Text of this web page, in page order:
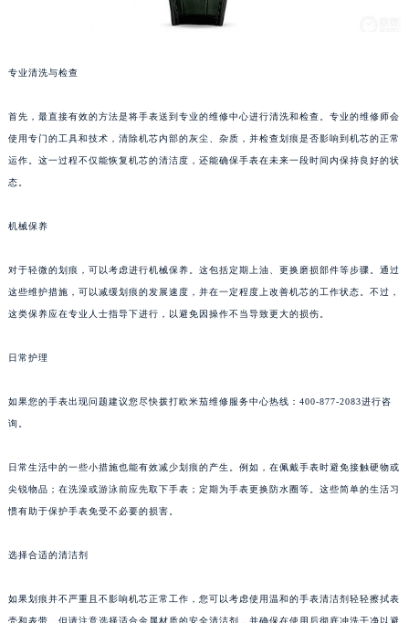
专业清洗与检查
首先，最直接有效的方法是将手表送到专业的维修中心进行清洗和检查。专业的维修师会
使用专门的工具和技术，清除机芯内部的灰尘、杂质，并检查划痕是否影响到机芯的正常
运作。这一过程不仅能恢复机芯的清洁度，还能确保手表在未来一段时间内保持良好的状
态。
机械保养
对于轻微的划痕，可以考虑进行机械保养。这包括定期上油、更换磨损部件等步骤。通过
这些维护措施，可以减缓划痕的发展速度，并在一定程度上改善机芯的工作状态。不过，
这类保养应在专业人士指导下进行，以避免因操作不当导致更大的损伤。
日常护理
如果您的手表出现问题建议您尽快拨打欧米茄维修服务中心热线：400-877-2083进行咨
询。
日常生活中的一些小措施也能有效减少划痕的产生。例如，在佩戴手表时避免接触硬物或
尖锐物品；在洗澡或游泳前应先取下手表；定期为手表更换防水圈等。这些简单的生活习
惯有助于保护手表免受不必要的损害。
选择合适的清洁剂
如果划痕并不严重且不影响机芯正常工作，您可以考虑使用温和的手表清洁剂轻轻擦拭表
壳和表带。但请注意选择适合金属材质的安全清洁剂，并确保在使用后彻底冲洗干净以避